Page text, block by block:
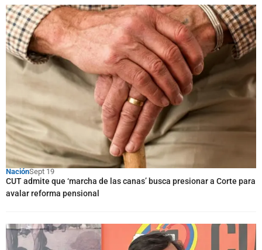
NaciónSept 19
CUT admite que ‘marcha de las canas’ busca presionar a Corte para
avalar reforma pensional